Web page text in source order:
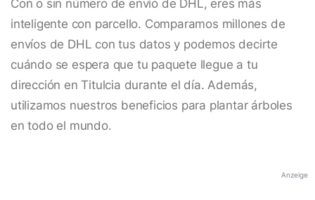
Con o sin número de envío de DHL, eres más
inteligente con parcello. Comparamos millones de
envíos de DHL con tus datos y podemos decirte
cuándo se espera que tu paquete llegue a tu
dirección en Titulcia durante el día. Además,
utilizamos nuestros beneficios para plantar árboles
en todo el mundo.
Anzeige